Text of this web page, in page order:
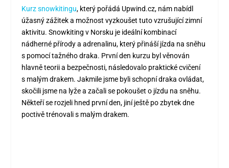
Kurz snowkitingu, který pořádá Upwind.cz, nám nabídl
úžasný zážitek a možnost vyzkoušet tuto vzrušující zimní
aktivitu. Snowkiting v Norsku je ideální kombinací
nádherné přírody a adrenalinu, který přináší jízda na sněhu
s pomocí tažného draka. První den kurzu byl věnován
hlavně teorii a bezpečnosti, následovalo praktické cvičení
s malým drakem. Jakmile jsme byli schopní draka ovládat,
skočili jsme na lyže a začali se pokoušet o jízdu na sněhu.
Někteří se rozjeli hned první den, jiní ještě po zbytek dne
poctivě trénovali s malým drakem.